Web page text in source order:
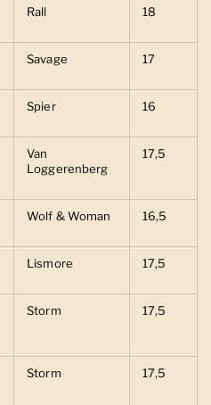
Rall 18
Savage 17
Spier 16
Van
Loggerenberg
17,5
Wolf & Woman 16,5
Lismore 17,5
Storm 17,5
Storm 17,5